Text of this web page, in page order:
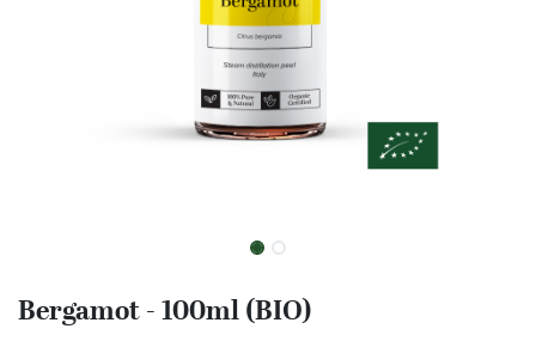
Bergamot - 100ml (BIO)